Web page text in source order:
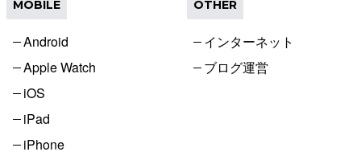
MOBILE
Android
Apple Watch
iOS
iPad
iPhone
OTHER
インターネット
ブログ運営